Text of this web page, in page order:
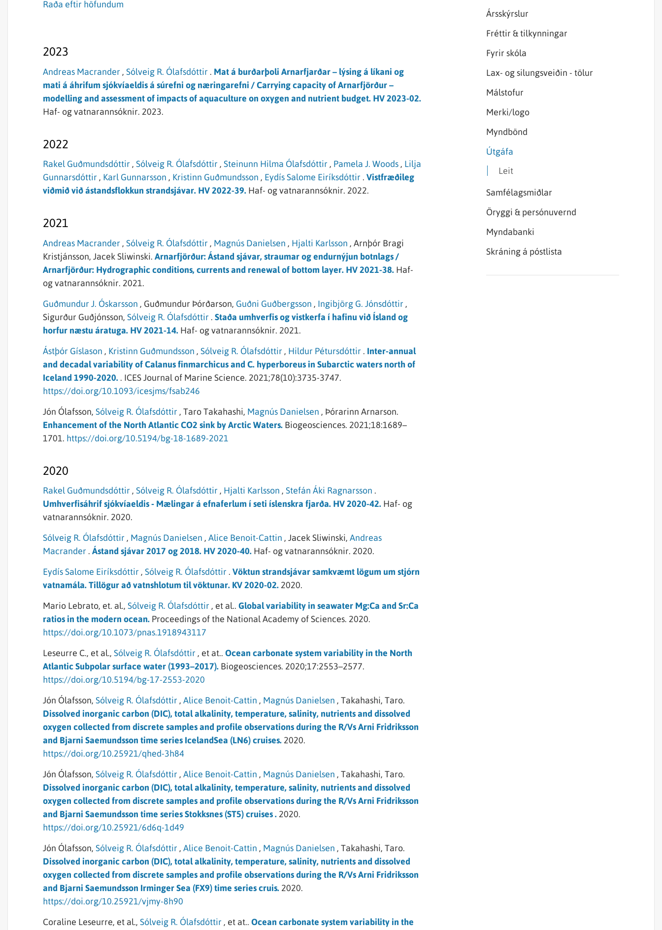
Raða eftir höfundum
2023
Andreas Macrander , Sólveig R. Ólafsdóttir . Mat á burðarþoli Arnarfjarðar – lýsing á líkani og
mati á áhrifum sjókvíaeldis á súrefni og næringarefni / Carrying capacity of Arnarfjörður –
modelling and assessment of impacts of aquaculture on oxygen and nutrient budget. HV 2023-02.
Haf- og vatnarannsóknir. 2023.
2022
Rakel Guðmundsdóttir , Sólveig R. Ólafsdóttir , Steinunn Hilma Ólafsdóttir , Pamela J. Woods , Lilja
Gunnarsdóttir , Karl Gunnarsson , Kristinn Guðmundsson , Eydís Salome Eiríksdóttir . Vistfræðileg
viðmið við ástandsflokkun strandsjávar. HV 2022-39. Haf- og vatnarannsóknir. 2022.
2021
Andreas Macrander , Sólveig R. Ólafsdóttir , Magnús Danielsen , Hjalti Karlsson , Arnþór Bragi
Kristjánsson, Jacek Sliwinski. Arnarfjörður: Ástand sjávar, straumar og endurnýjun botnlags /
Arnarfjörður: Hydrographic conditions, currents and renewal of bottom layer. HV 2021-38. Haf-
og vatnarannsóknir. 2021.
Guðmundur J. Óskarsson , Guðmundur Þórðarson, Guðni Guðbergsson , Ingibjörg G. Jónsdóttir ,
Sigurður Guðjónsson, Sólveig R. Ólafsdóttir . Staða umhverfis og vistkerfa í hafinu við Ísland og
horfur næstu áratuga. HV 2021-14. Haf- og vatnarannsóknir. 2021.
Ástþór Gíslason , Kristinn Guðmundsson , Sólveig R. Ólafsdóttir , Hildur Pétursdóttir . Inter-annual
and decadal variability of Calanus finmarchicus and C. hyperboreus in Subarctic waters north of
Iceland 1990-2020. . ICES Journal of Marine Science. 2021;78(10):3735-3747.
https://doi.org/10.1093/icesjms/fsab246
Jón Ólafsson, Sólveig R. Ólafsdóttir , Taro Takahashi, Magnús Danielsen , Þórarinn Arnarson.
Enhancement of the North Atlantic CO2 sink by Arctic Waters. Biogeosciences. 2021;18:1689–
1701. https://doi.org/10.5194/bg-18-1689-2021
2020
Rakel Guðmundsdóttir , Sólveig R. Ólafsdóttir , Hjalti Karlsson , Stefán Áki Ragnarsson .
Umhverfisáhrif sjókvíaeldis ‐ Mælingar á efnaferlum í seti íslenskra fjarða. HV 2020-42. Haf- og
vatnarannsóknir. 2020.
Sólveig R. Ólafsdóttir , Magnús Danielsen , Alice Benoit-Cattin , Jacek Sliwinski, Andreas
Macrander . Ástand sjávar 2017 og 2018. HV 2020-40. Haf- og vatnarannsóknir. 2020.
Eydís Salome Eiríksdóttir , Sólveig R. Ólafsdóttir . Vöktun strandsjávar samkvæmt lögum um stjórn
vatnamála. Tillögur að vatnshlotum til vöktunar. KV 2020-02. 2020.
Mario Lebrato, et. al., Sólveig R. Ólafsdóttir , et al.. Global variability in seawater Mg:Ca and Sr:Ca
ratios in the modern ocean. Proceedings of the National Academy of Sciences. 2020.
https://doi.org/10.1073/pnas.1918943117
Leseurre C., et al., Sólveig R. Ólafsdóttir , et at.. Ocean carbonate system variability in the North
Atlantic Subpolar surface water (1993–2017). Biogeosciences. 2020;17:2553–2577.
https://doi.org/10.5194/bg-17-2553-2020
Jón Ólafsson, Sólveig R. Ólafsdóttir , Alice Benoit-Cattin , Magnús Danielsen , Takahashi, Taro.
Dissolved inorganic carbon (DIC), total alkalinity, temperature, salinity, nutrients and dissolved
oxygen collected from discrete samples and profile observations during the R/Vs Arni Fridriksson
and Bjarni Saemundsson time series IcelandSea (LN6) cruises. 2020.
https://doi.org/10.25921/qhed-3h84
Jón Ólafsson, Sólveig R. Ólafsdóttir , Alice Benoit-Cattin , Magnús Danielsen , Takahashi, Taro.
Dissolved inorganic carbon (DIC), total alkalinity, temperature, salinity, nutrients and dissolved
oxygen collected from discrete samples and profile observations during the R/Vs Arni Fridriksson
and Bjarni Saemundsson time series Stokksnes (ST5) cruises . 2020.
https://doi.org/10.25921/6d6q-1d49
Jón Ólafsson, Sólveig R. Ólafsdóttir , Alice Benoit-Cattin , Magnús Danielsen , Takahashi, Taro.
Dissolved inorganic carbon (DIC), total alkalinity, temperature, salinity, nutrients and dissolved
oxygen collected from discrete samples and profile observations during the R/Vs Arni Fridriksson
and Bjarni Saemundsson Irminger Sea (FX9) time series cruis. 2020.
https://doi.org/10.25921/vjmy-8h90
Coraline Leseurre, et al., Sólveig R. Ólafsdóttir , et at.. Ocean carbonate system variability in the
Ársskýrslur
Fréttir & tilkynningar
Fyrir skóla
Lax- og silungsveiðin - tölur
Málstofur
Merki/logo
Myndbönd
Útgáfa
Leit
Samfélagsmiðlar
Öryggi & persónuvernd
Myndabanki
Skráning á póstlista